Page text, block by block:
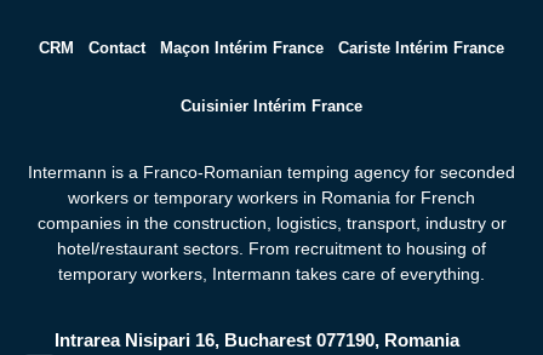
CRM Contact Maçon Intérim France Cariste Intérim France
Cuisinier Intérim France
Intermann is a Franco-Romanian temping agency for seconded
workers or temporary workers in Romania for French
companies in the construction, logistics, transport, industry or
hotel/restaurant sectors. From recruitment to housing of
temporary workers, Intermann takes care of everything.
Intrarea Nisipari 16, Bucharest 077190, Romania